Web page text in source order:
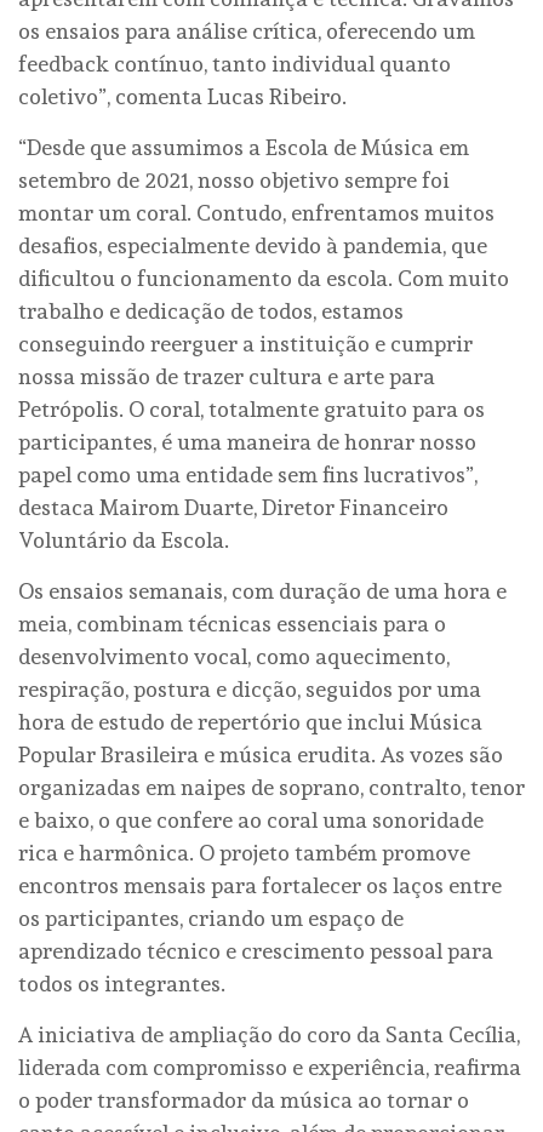
os ensaios para análise crítica, oferecendo um
feedback contínuo, tanto individual quanto
coletivo”, comenta Lucas Ribeiro.
“Desde que assumimos a Escola de Música em
setembro de 2021, nosso objetivo sempre foi
montar um coral. Contudo, enfrentamos muitos
desafios, especialmente devido à pandemia, que
dificultou o funcionamento da escola. Com muito
trabalho e dedicação de todos, estamos
conseguindo reerguer a instituição e cumprir
nossa missão de trazer cultura e arte para
Petrópolis. O coral, totalmente gratuito para os
participantes, é uma maneira de honrar nosso
papel como uma entidade sem fins lucrativos”,
destaca Mairom Duarte, Diretor Financeiro
Voluntário da Escola.
Os ensaios semanais, com duração de uma hora e
meia, combinam técnicas essenciais para o
desenvolvimento vocal, como aquecimento,
respiração, postura e dicção, seguidos por uma
hora de estudo de repertório que inclui Música
Popular Brasileira e música erudita. As vozes são
organizadas em naipes de soprano, contralto, tenor
e baixo, o que confere ao coral uma sonoridade
rica e harmônica. O projeto também promove
encontros mensais para fortalecer os laços entre
os participantes, criando um espaço de
aprendizado técnico e crescimento pessoal para
todos os integrantes.
A iniciativa de ampliação do coro da Santa Cecília,
liderada com compromisso e experiência, reafirma
o poder transformador da música ao tornar o